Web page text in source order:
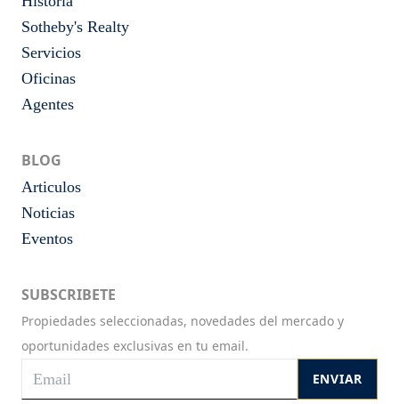
Sotheby's Realty
Servicios
Oficinas
Agentes
BLOG
Articulos
Noticias
Eventos
SUBSCRIBETE
Propiedades seleccionadas, novedades del mercado y
oportunidades exclusivas en tu email.
ENVIAR